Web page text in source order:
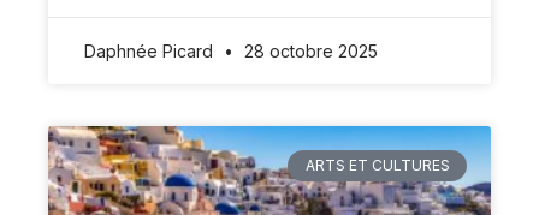
Daphnée Picard 28 octobre 2025
ARTS ET CULTURES